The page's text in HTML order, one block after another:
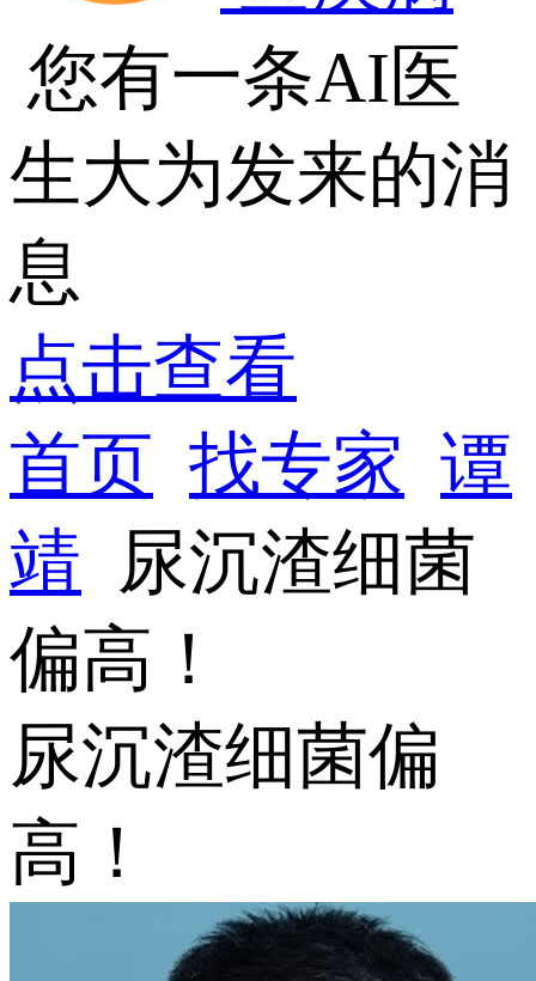
您有一条AI医
生大为发来的消
息
点击查看
首页 找专家 谭
靖 尿沉渣细菌
偏高！
尿沉渣细菌偏
高！